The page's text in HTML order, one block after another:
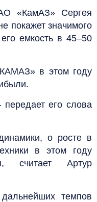
«КамАЗ» Сергея
покажет значимого
емкость в 45–50
в этом году
его слова
о росте в
в этом году
считает Артур
темпов